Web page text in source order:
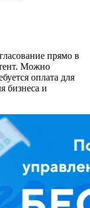
прямо в
Можно
оплата для
бизнеса и